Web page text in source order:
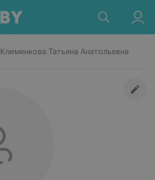
Клименкова Татьяна Анатольевна